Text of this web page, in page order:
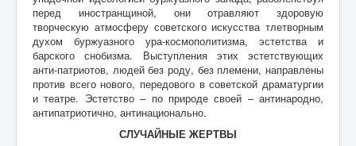
перед иностранщиной, они отравляют здоровую
творческую атмосферу советского искусства тлетворным
духом буржуазного ура-космополитизма, эстетства и
барского снобизма. Выступления этих эстетствующих
анти-патриотов, людей без роду, без племени, направлены
против всего нового, передового в советской драматургии
и театре. Эстетство – по природе своей – антинародно,
антипатриотично, антинационально.
СЛУЧАЙНЫЕ ЖЕРТВЫ